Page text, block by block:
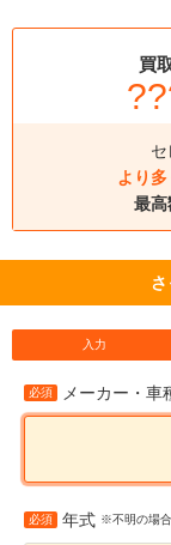
買
セ
より
最高
入力
必須 メーカー・車
必須 年式 ※不明の場